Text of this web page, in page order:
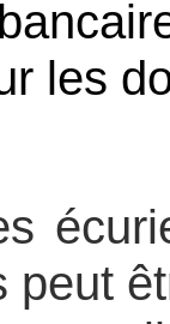
les
peut